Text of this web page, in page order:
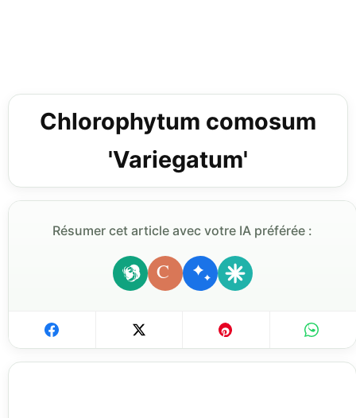
Chlorophytum comosum
'Variegatum'
Résumer cet article avec votre IA préférée :
C